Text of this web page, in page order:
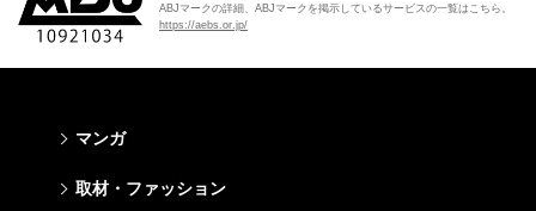
ABJマークの詳細、ABJマークを掲示しているサービスの一覧はこちら。
https://aebs.or.jp/
マンガ
取材・ファッション